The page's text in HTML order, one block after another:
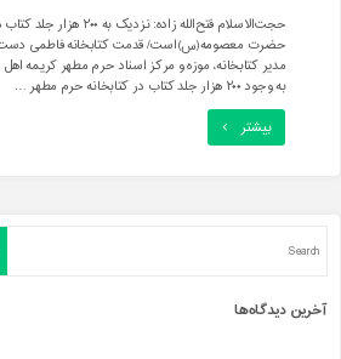
حجت‌الاسلام فتح‌الله زاده:
حضرت معصومه(س)است/ قدمت کتابخانه فاطمی
مدیر کتابخانه، موزه و مرکز اسناد حرم مطهر کریمه اهل
به وجود ۲۰۰ هزار جلد کتاب در کتابخانه حرم مطهر …
بیشتر "قدمت
بهآخرین دیدگاه‌ها